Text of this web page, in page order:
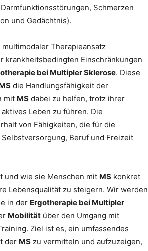
Schmerzen
und Gedächtnis).
Therapieansatz
krankheitsbedingten Einschränkungen
bei Multipler Sklerose. Diese
die Handlungsfähigkeit der
mit MS dabei zu helfen, trotz ihrer
Leben zu führen. Die
von Fähigkeiten, die für die
Beruf und Freizeit
und wie sie Menschen mit MS konkret
Lebensqualität zu steigern. Wir werden
in der Ergotherapie bei Multipler
Mobilität über den Umgang mit
Ziel ist es, ein umfassendes
der MS zu vermitteln und aufzuzeigen,